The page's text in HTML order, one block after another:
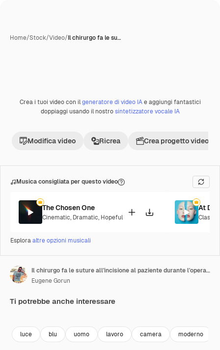
Home/Stock/Video/Il chirurgo fa le su…
Premium
Crea i tuoi video con ilgeneratore di video IAe aggiungi fantastici
doppiaggi usando il nostrosintetizzatore vocale IA
Modifica video Ricrea Crea progetto video
Musica consigliata per questo video
The Chosen One
Cinematic, Dramatic, Hopeful
At
Esploraaltre opzioni musicali
Il chirurgo fa le suture all'incisione al paziente durante l'operazione.
Eugene Gorun
Ti potrebbe anche interessare
luce blu uomo lavoro camera moderno